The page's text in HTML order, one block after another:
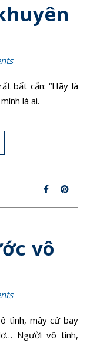
là ai.
vô
Người vô tình,